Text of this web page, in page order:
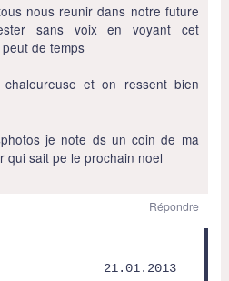
nous reunir dans notre future
sans voix en voyant cet
de temps
et on ressent bien
je note ds un coin de ma
qui sait pe le prochain noel
Répondre
21.01.2013